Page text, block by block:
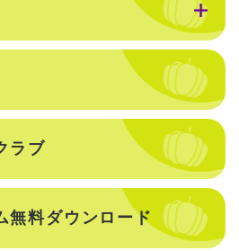
ラブ
無料ダウンロード